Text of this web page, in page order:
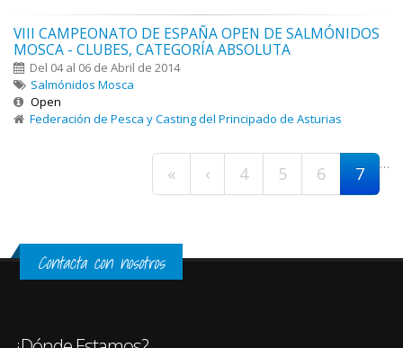
VIII CAMPEONATO DE ESPAÑA OPEN DE SALMÓNIDOS
MOSCA - CLUBES, CATEGORÍA ABSOLUTA
Del 04 al 06 de Abril de 2014
Salmónidos Mosca
Open
Federación de Pesca y Casting del Principado de Asturias
« ‹ …
4 5 6 7
Contacta con nosotros